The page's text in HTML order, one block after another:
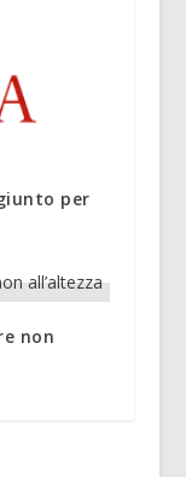
per
non